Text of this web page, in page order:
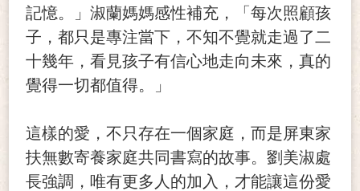
記憶。」淑蘭媽媽感性補充，「每次照顧孩
子，都只是專注當下，不知不覺就走過了二
十幾年，看見孩子有信心地走向未來，真的
覺得一切都值得。」
這樣的愛，不只存在一個家庭，而是屏東家
扶無數寄養家庭共同書寫的故事。劉美淑處
長強調，唯有更多人的加入，才能讓這份愛